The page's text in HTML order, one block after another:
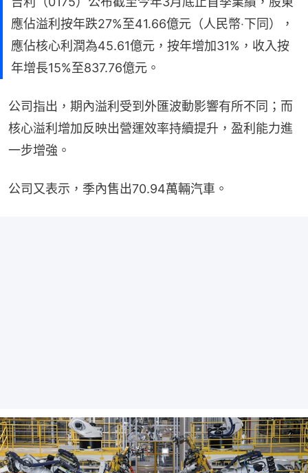
應佔溢利按年跌27%至41.66億元（人民幣‧下同），
應佔核心利潤為45.61億元，按年增加31%，收入按
年增長15%至837.76億元。
公司指出，期內溢利受到外匯波動影響有所不同；而
核心溢利增加反映出營運效率持續提升，盈利能力進
一步增強。
公司又表示，季內售出70.94萬輛汽車。